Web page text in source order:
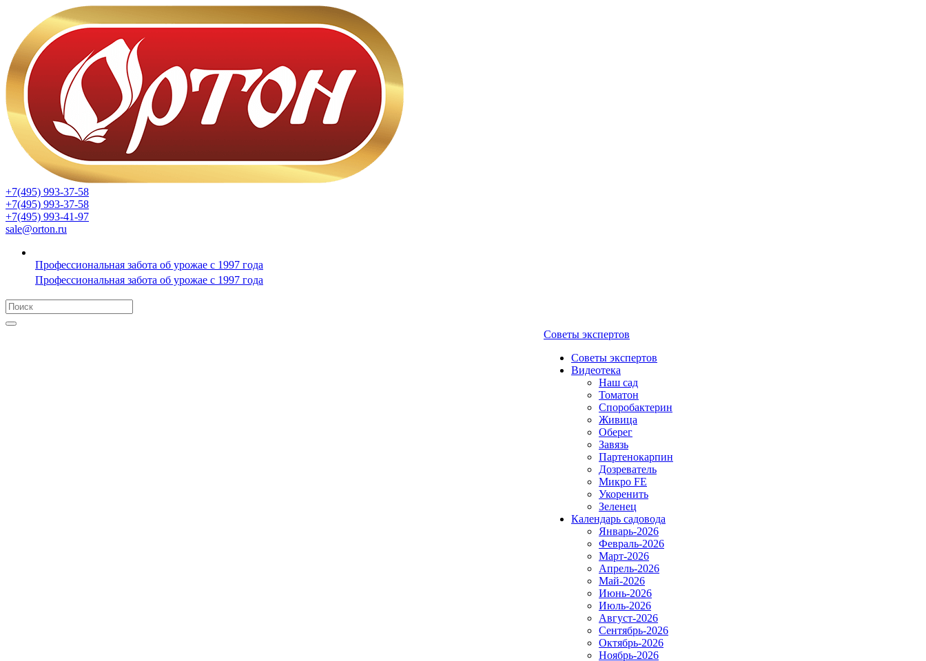
+7(495) 993-37-58
+7(495) 993-37-58
+7(495) 993-41-97
sale@orton.ru
Профессиональная забота об урожае с 1997 года
Профессиональная забота об урожае с 1997 года
Советы экспертов
Советы экспертов
Видеотека
Наш сад
Томатон
Споробактерин
Живица
Оберег
Завязь
Партенокарпин
Дозреватель
Микро FE
Укоренить
Зеленец
Календарь садовода
Январь-2026
Февраль-2026
Март-2026
Апрель-2026
Май-2026
Июнь-2026
Июль-2026
Август-2026
Сентябрь-2026
Октябрь-2026
Ноябрь-2026